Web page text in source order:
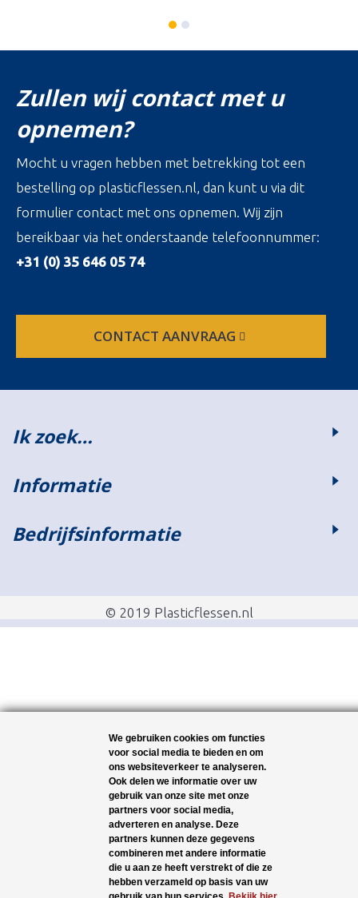
Zullen wij contact met u
opnemen?
Mocht u vragen hebben met betrekking tot een
bestelling op plasticflessen.nl, dan kunt u via dit
formulier contact met ons opnemen. Wij zijn
bereikbaar via het onderstaande telefoonnummer:
+31 (0) 35 646 05 74
CONTACT AANVRAAG
Ik zoek…
Informatie
Bedrijfsinformatie
© 2019 Plasticflessen.nl
We gebruiken cookies om functies
voor social media te bieden en om
ons websiteverkeer te analyseren.
Ook delen we informatie over uw
gebruik van onze site met onze
partners voor social media,
adverteren en analyse. Deze
partners kunnen deze gegevens
combineren met andere informatie
die u aan ze heeft verstrekt of die ze
hebben verzameld op basis van uw